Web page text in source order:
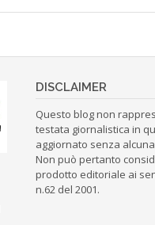
DISCLAIMER
Questo blog non
testata giornalistica in
aggiornato senza
Non può pertanto
prodotto editoriale ai
n.62 del 2001.